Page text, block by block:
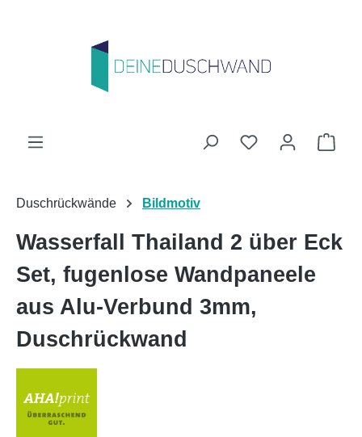
Du hast 0
Duschrückwände Bildmotiv
Wasserfall Thailand 2 über Eck
Set, fugenlose Wandpaneele
aus Alu-Verbund 3mm,
Duschrückwand